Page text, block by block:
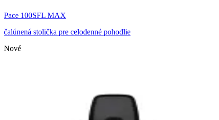
Pace 100SFL MAX
čalúnená stolička pre celodenné pohodlie
Nové